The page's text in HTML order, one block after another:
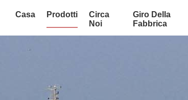
Casa Prodotti
Circa
Noi
Giro Della
Fabbrica